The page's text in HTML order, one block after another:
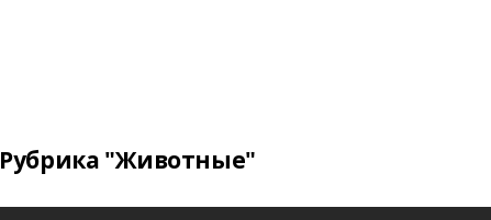
Рубрика "Животные"